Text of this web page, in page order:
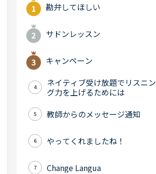
勘弁してほしい
サドンレッスン
キャンペーン
4
ネイティブ受け放題でリスニン
グ力を上げるためには
5 教師からのメッセージ通知
6 やってくれましたね！
7 Change Langua